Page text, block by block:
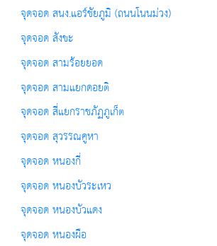
จุดจอด สนง.แอร์ชัยภูมิ (ถนนโนนม่วง)
จุดจอด สังขะ
จุดจอด สามร้อยยอด
จุดจอด สามแยกดอยติ
จุดจอด สี่แยกราชภัฏภูเก็ต
จุดจอด สุวรรณคูหา
จุดจอด หนองกี่
จุดจอด หนองบัวระเหว
จุดจอด หนองบัวแดง
จุดจอด หนองผือ